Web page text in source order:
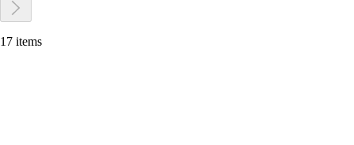
17 items